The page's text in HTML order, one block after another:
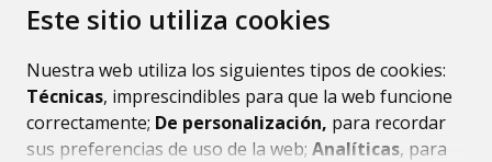
Este sitio utiliza cookies
Nuestra web utiliza los siguientes tipos de cookies:
Técnicas, imprescindibles para que la web funcione
correctamente; De personalización, para recordar
sus preferencias de uso de la web; Analíticas, para